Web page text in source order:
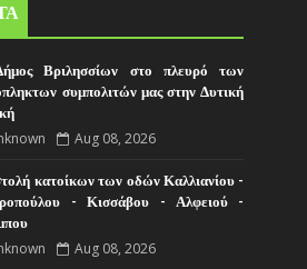
Βριλησσίων στο πλευρό των
συμπολιτών μας στην Δυτική
Aug 08, 2026
κατοίκων των οδών Καλλιανίου -
- Κισσάβου - Αλφειού -
Aug 08, 2026